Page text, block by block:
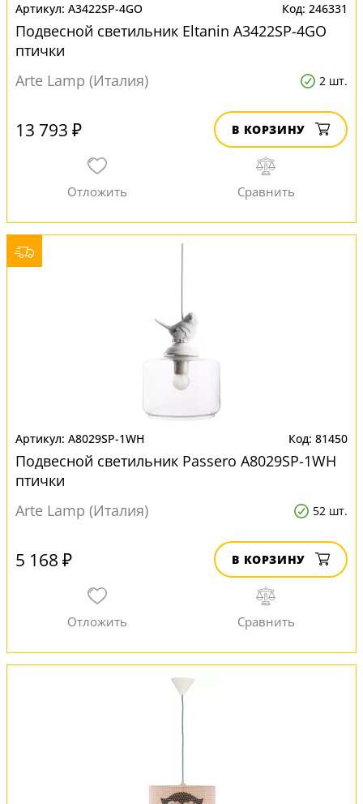
A3422SP-4GO 246331
Подвесной светильник Eltanin A3422SP-4GO
птички
Arte Lamp (Италия)
2 шт.
13 793 ₽ В КОРЗИНУ
A8029SP-1WH 81450
Подвесной светильник Passero A8029SP-1WH
птички
Arte Lamp (Италия)
52 шт.
5 168 ₽ В КОРЗИНУ